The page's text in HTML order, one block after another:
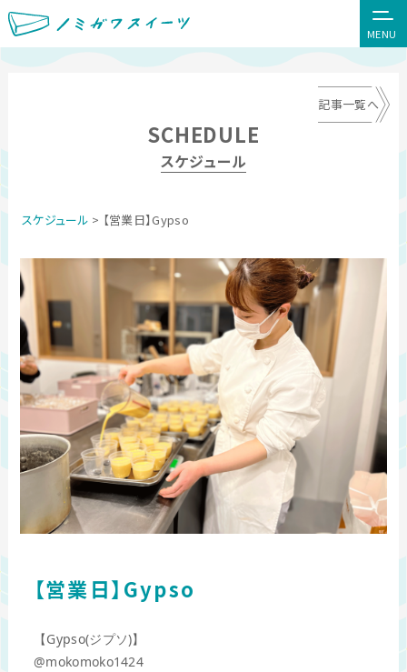
MENU
SCHEDULE
スケジュール
記事一覧へ
スケジュール > 【営業日】Gypso
【営業日】Gypso
【Gypso(ジプソ)】
@mokomoko1424